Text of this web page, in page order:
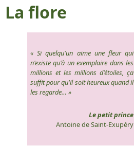
La flore
« Si quelqu'un aime une fleur qui
n'existe qu'à un exemplaire dans les
millions et les millions d'étoiles, ça
suffit pour qu'il soit heureux quand il
les regarde… »
Le petit prince
Antoine de Saint-Exupéry